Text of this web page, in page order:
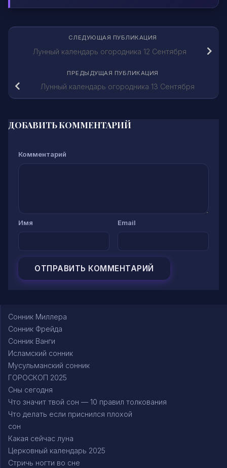
СЛЕДУЮЩАЯ ПУБЛИКАЦИЯ
Лунный календарь огородника 12 Сентября
ПРЕДЫДУЩАЯ ПУБЛИКАЦИЯ
Лунный календарь огородника 13 Сентября
ДОБАВИТЬ КОММЕНТАРИЙ
Комментарий
Имя Email
Сонник Миллера
Сонник Фрейда
Сонник Ванги
Исламский сонник
Мусульманский сонник
ГОРОСКОП 2025
Сны сегодня
Что значит твой сон — 10 правил толкования
Что делать если приснился плохой
сон
Какая сейчас луна
Церковный календарь 2025
Стричь ногти во сне